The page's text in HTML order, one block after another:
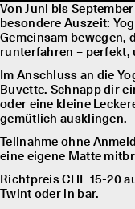
Von Juni bis
besondere Auszeit:
Gemeinsam bewegen,
runterfahren – perfekt,
Im Anschluss an die
Buvette. Schnapp dir
oder eine kleine
gemütlich ausklingen.
Teilnahme ohne
eine eigene Matte
Richtpreis CHF 15-20
Twint oder in bar.